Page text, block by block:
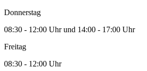
Donnerstag
08:30 - 12:00 Uhr und 14:00 - 17:00 Uhr
Freitag
08:30 - 12:00 Uhr